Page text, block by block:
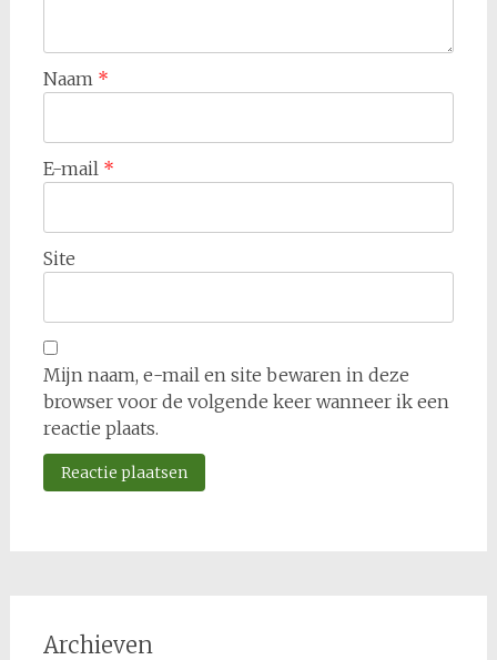
Naam *
E-mail *
Site
Mijn naam, e-mail en site bewaren in deze
browser voor de volgende keer wanneer ik een
reactie plaats.
Archieven